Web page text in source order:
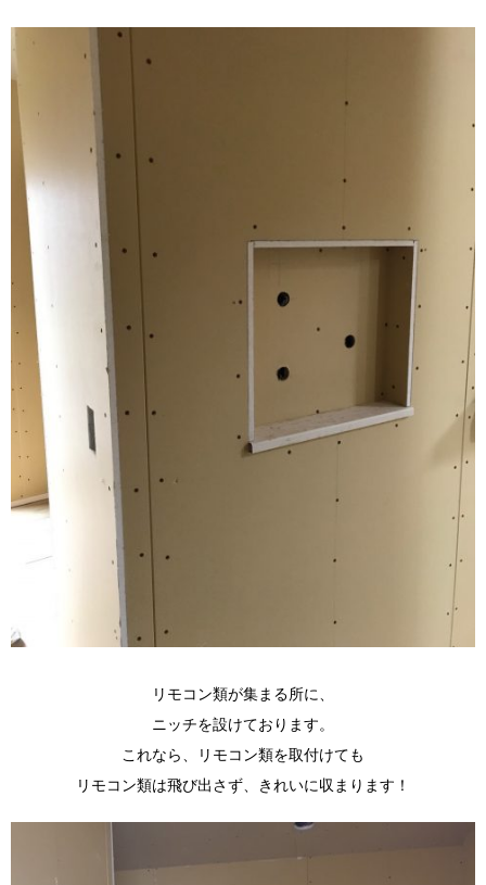
リモコン類が集まる所に、
ニッチを設けております。
これなら、リモコン類を取付けても
リモコン類は飛び出さず、きれいに収まります！